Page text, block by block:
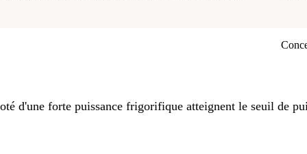
d'une forte puissance frigorifique atteignent le seuil de